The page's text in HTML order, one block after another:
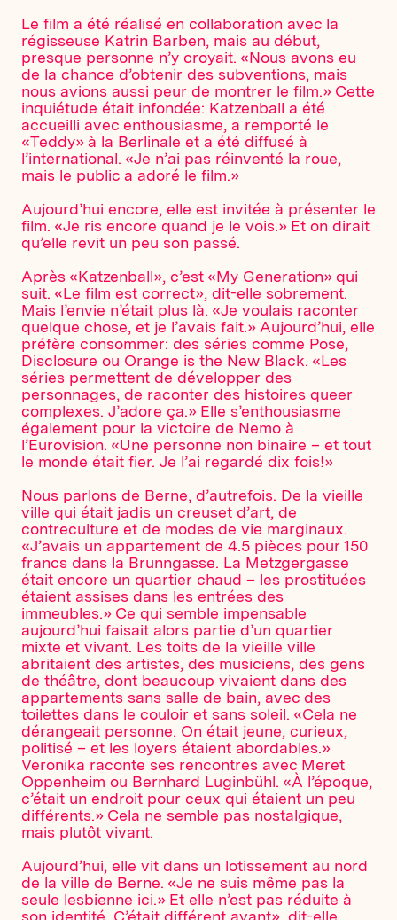
Le film a été réalisé en collaboration avec la
régisseuse Katrin Barben, mais au début,
presque personne n’y croyait. «Nous avons eu
de la chance d’obtenir des subventions, mais
nous avions aussi peur de montrer le film.» Cette
inquiétude était infondée: Katzenball a été
accueilli avec enthousiasme, a remporté le
«Teddy» à la Berlinale et a été diffusé à
l’international. «Je n’ai pas réinventé la roue,
mais le public a adoré le film.»
Aujourd’hui encore, elle est invitée à présenter le
film. «Je ris encore quand je le vois.» Et on dirait
qu’elle revit un peu son passé.
Après «Katzenball», c’est «My Generation» qui
suit. «Le film est correct», dit-elle sobrement.
Mais l’envie n’était plus là. «Je voulais raconter
quelque chose, et je l’avais fait.» Aujourd’hui, elle
préfère consommer: des séries comme Pose,
Disclosure ou Orange is the New Black. «Les
séries permettent de développer des
personnages, de raconter des histoires queer
complexes. J’adore ça.» Elle s’enthousiasme
également pour la victoire de Nemo à
l’Eurovision. «Une personne non binaire – et tout
le monde était fier. Je l’ai regardé dix fois!»
Nous parlons de Berne, d’autrefois. De la vieille
ville qui était jadis un creuset d’art, de
contreculture et de modes de vie marginaux.
«J’avais un appartement de 4.5 pièces pour 150
francs dans la Brunngasse. La Metzgergasse
était encore un quartier chaud – les prostituées
étaient assises dans les entrées des
immeubles.» Ce qui semble impensable
aujourd’hui faisait alors partie d’un quartier
mixte et vivant. Les toits de la vieille ville
abritaient des artistes, des musiciens, des gens
de théâtre, dont beaucoup vivaient dans des
appartements sans salle de bain, avec des
toilettes dans le couloir et sans soleil. «Cela ne
dérangeait personne. On était jeune, curieux,
politisé – et les loyers étaient abordables.»
Veronika raconte ses rencontres avec Meret
Oppenheim ou Bernhard Luginbühl. «À l’époque,
c’était un endroit pour ceux qui étaient un peu
différents.» Cela ne semble pas nostalgique,
mais plutôt vivant.
Aujourd’hui, elle vit dans un lotissement au nord
de la ville de Berne. «Je ne suis même pas la
seule lesbienne ici.» Et elle n’est pas réduite à
son identité. C’était différent avant», dit-elle,